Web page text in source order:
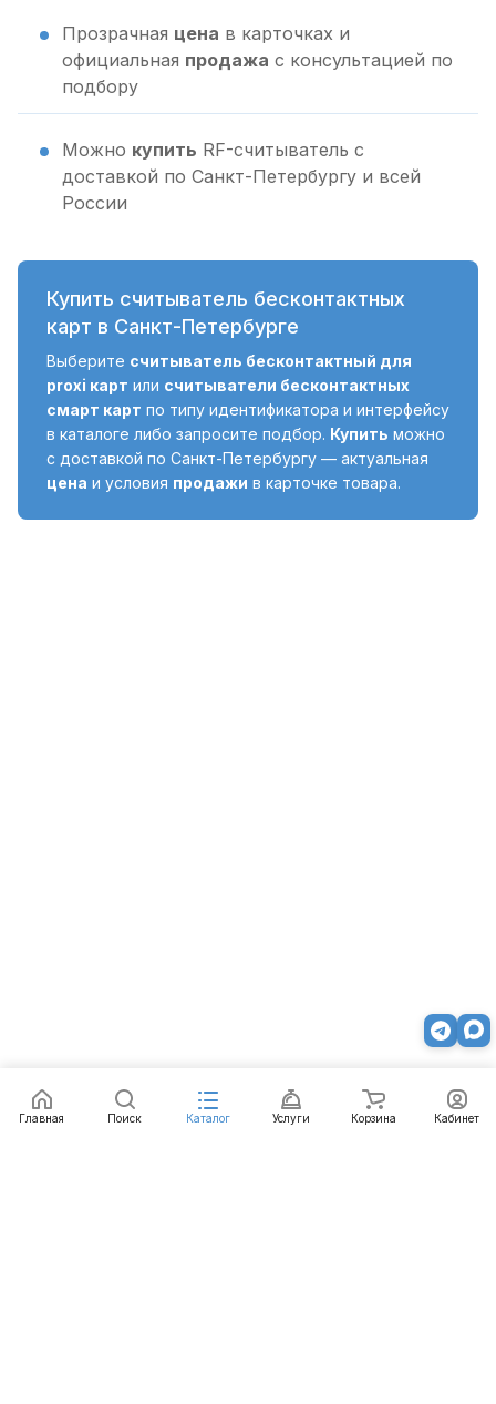
Прозрачная цена в карточках и
официальная продажа с консультацией по
подбору
Можно купить RF-считыватель с
доставкой по Санкт-Петербургу и всей
России
Купить считыватель бесконтактных
карт в Санкт-Петербурге
Выберите считыватель бесконтактный для
proxi карт или считыватели бесконтактных
смарт карт по типу идентификатора и интерфейсу
в каталоге либо запросите подбор. Купить можно
с доставкой по Санкт-Петербургу — актуальная
цена и условия продажи в карточке товара.
Главная Поиск Каталог Услуги Корзина Кабинет